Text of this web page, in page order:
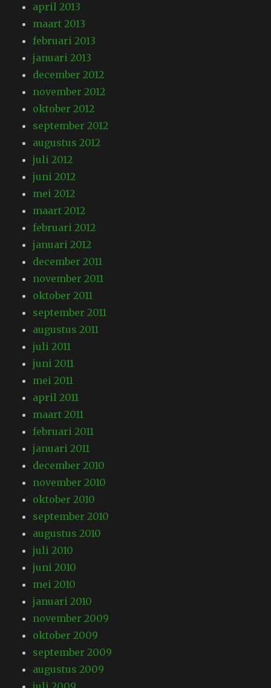
april 2013
maart 2013
februari 2013
januari 2013
december 2012
november 2012
oktober 2012
september 2012
augustus 2012
juli 2012
juni 2012
mei 2012
maart 2012
februari 2012
januari 2012
december 2011
november 2011
oktober 2011
september 2011
augustus 2011
juli 2011
juni 2011
mei 2011
april 2011
maart 2011
februari 2011
januari 2011
december 2010
november 2010
oktober 2010
september 2010
augustus 2010
juli 2010
juni 2010
mei 2010
januari 2010
november 2009
oktober 2009
september 2009
augustus 2009